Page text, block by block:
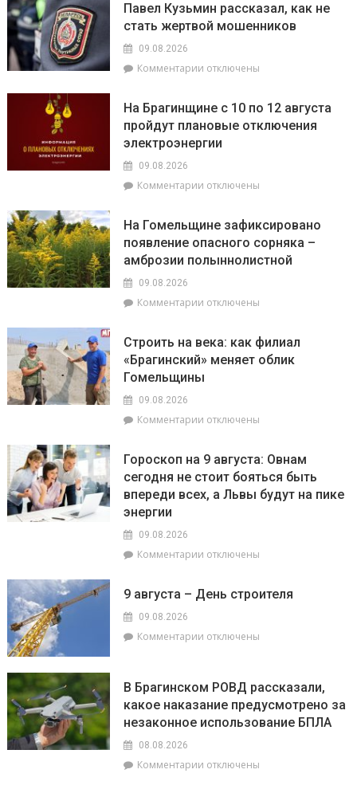
Брагине
епископ
праздничное
и
освятил
поклонный
крест
колокольню
храма
Павел Кузьмин рассказал, как не
стать жертвой мошенников
09.08.2026
Комментарии к
Кузьмин
рассказал,
как
жертвой
отключены
На Брагинщине с 10 по 12 августа
пройдут плановые отключения
электроэнергии
09.08.2026
Комментарии к
Брагинщине
с
10
августа
плановые
отключения
электроэнергии
отключены
На Гомельщине зафиксировано
появление опасного сорняка –
амброзии полыннолистной
09.08.2026
Комментарии к
Гомельщине
зафиксировано
появление
–
полыннолистной
отключены
Строить на века: как филиал
«Брагинский» меняет облик
Гомельщины
09.08.2026
Комментарии к
на
века:
как
облик
отключены
Гороскоп на 9 августа: Овнам
сегодня не стоит бояться быть
впереди всех, а Львы будут на пике
энергии
09.08.2026
Комментарии к
на
Овнам
стоит
бояться
быть
а
отключены
9 августа – День строителя
09.08.2026
Комментарии к
августа
–
День
строителя
отключены
В Брагинском РОВД рассказали,
какое наказание предусмотрено за
незаконное использование БПЛА
08.08.2026
Комментарии котключены